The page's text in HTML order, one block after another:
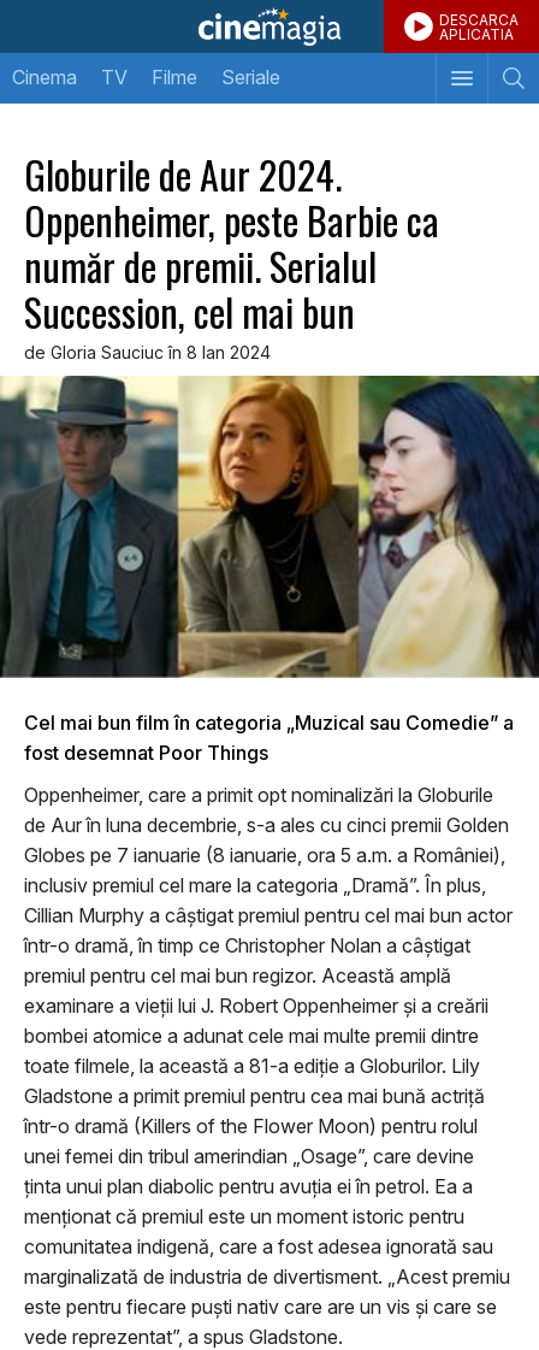
DESCARCA
APLICATIA
Cinema TV Filme Seriale
Globurile de Aur 2024.
Oppenheimer, peste Barbie ca
număr de premii. Serialul
Succession, cel mai bun
de Gloria Sauciuc în 8 Ian 2024
Cel mai bun film în categoria „Muzical sau Comedie” a
fost desemnat Poor Things
Oppenheimer, care a primit opt nominalizări la Globurile
de Aur în luna decembrie, s-a ales cu cinci premii Golden
Globes pe 7 ianuarie (8 ianuarie, ora 5 a.m. a României),
inclusiv premiul cel mare la categoria „Dramă”. În plus,
Cillian Murphy a câștigat premiul pentru cel mai bun actor
într-o dramă, în timp ce Christopher Nolan a câștigat
premiul pentru cel mai bun regizor. Această amplă
examinare a vieții lui J. Robert Oppenheimer și a creării
bombei atomice a adunat cele mai multe premii dintre
toate filmele, la această a 81-a ediție a Globurilor. Lily
Gladstone a primit premiul pentru cea mai bună actriță
într-o dramă (Killers of the Flower Moon) pentru rolul
unei femei din tribul amerindian „ Osage”, care devine
ținta unui plan diabolic pentru avuția ei în petrol. Ea a
menționat că premiul este un moment istoric pentru
comunitatea indigenă, care a fost adesea ignorată sau
marginalizată de industria de divertisment. „Acest premiu
este pentru fiecare puști nativ care are un vis și care se
vede reprezentat”, a spus Gladstone.